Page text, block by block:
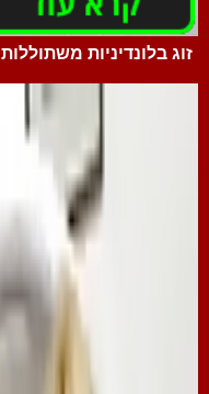
זוג בלונדיניות משתוללות